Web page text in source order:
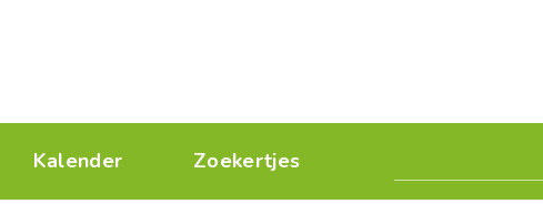
Kalender Zoekertjes